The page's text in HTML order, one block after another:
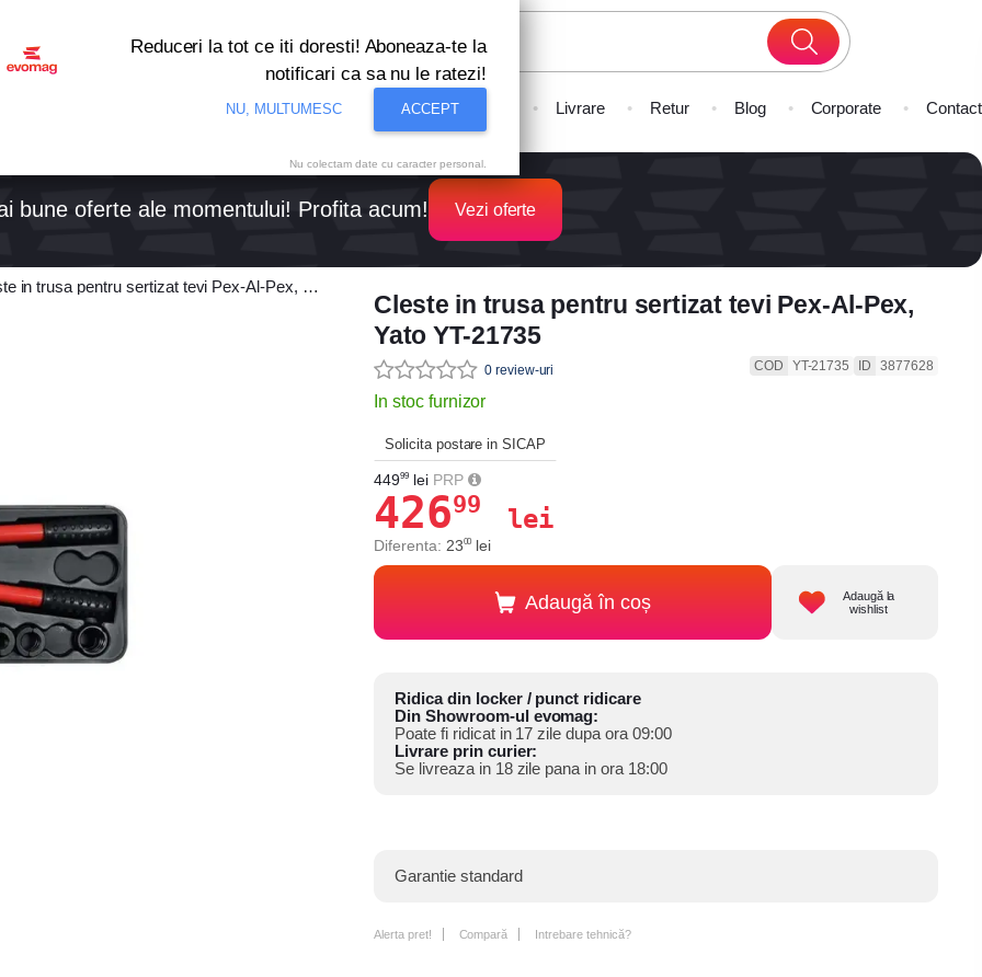
Oferte Resigilate Solutii de Plata Livrare Retur Blog Corporate Contact
bune oferte ale momentului! Profita acum! Vezi oferte
in trusa pentru sertizat tevi Pex-Al-Pex, Yato YT-21735
Cleste in trusa pentru sertizat tevi Pex-Al-Pex,
Yato YT-21735
0 review-uri COD YT-21735 ID 3877628
In stoc furnizor
Solicita postare in SICAP
44999lei PRP
42699 lei
Diferenta: 2300 lei
Adaugă în coș
Adaugă la
wishlist
Ridica din locker / punct ridicare
Din Showroom-ul evomag:
Poate fi ridicat in 17 zile dupa ora 09:00
Livrare prin curier:
Se livreaza in 18 zile pana in ora 18:00
Garantie standard
Alerta pret! Compară Intrebare tehnică?
Reduceri la tot ce iti doresti! Aboneaza-te la
notificari ca sa nu le ratezi!
NU, MULTUMESC ACCEPT
Nu colectam date cu caracter personal.